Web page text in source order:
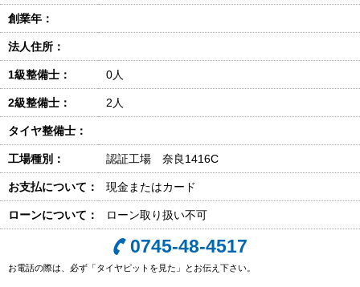
創業年：
法人住所：
1級整備士： 0人
2級整備士： 2人
タイヤ整備士：
工場種別： 認証工場 奈良1416C
お支払について： 現金またはカード
ローンについて： ローン取り扱い不可
0745-48-4517
お電話の際は、必ず「タイヤピットを見た」とお伝え下さい。